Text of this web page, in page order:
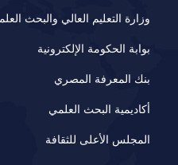
وزارة التعليم العالي والبحث
بوابة الحكومة الإلكترونية
بنك المعرفة المصري
أكاديمية البحث العلمي
المجلس الأعلى للثقافة